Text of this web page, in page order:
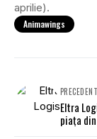
aprilie).
Animawings
PRECEDENT
Eltra
piața